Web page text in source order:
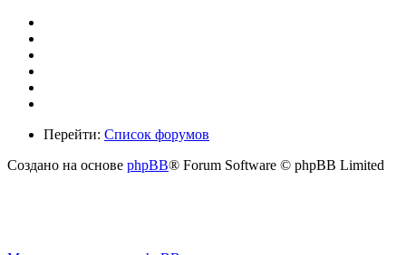
Перейти: Список форумов
Создано на основе phpBB® Forum Software © phpBB Limited